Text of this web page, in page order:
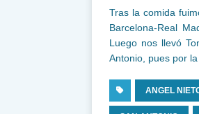
Tras la comida
Barcelona-Real
Luego nos llevó
Antonio, pues por
ANGEL